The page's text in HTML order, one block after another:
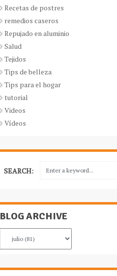
Recetas de postres
remedios caseros
Repujado en aluminio
Salud
Tejidos
Tips de belleza
Tips para el hogar
tutorial
Videos
Vídeos
SEARCH:
BLOG ARCHIVE